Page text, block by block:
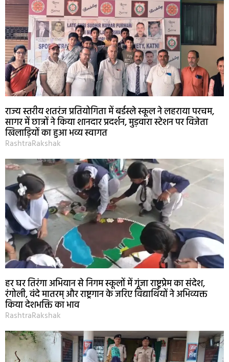
राज्य स्तरीय शतरंज प्रतियोगिता में बर्डस्ले स्कूल ने लहराया परचम,
सागर में छात्रों ने किया शानदार प्रदर्शन, मुड़वारा स्टेशन पर विजेता
खिलाड़ियों का हुआ भव्य स्वागत
RashtraRakshak
हर घर तिरंगा अभियान से निगम स्कूलों में गूंजा राष्ट्रप्रेम का संदेश,
रंगोली, वंदे मातरम् और राष्ट्रगान के जरिए विद्यार्थियों ने अभिव्यक्त
किया देशभक्ति का भाव
RashtraRakshak